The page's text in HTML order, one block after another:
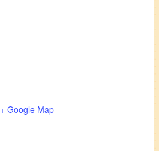
+ Google Map